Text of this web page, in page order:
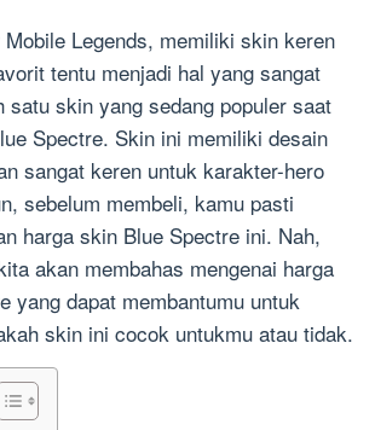
Legends, memiliki skin keren
tentu menjadi hal yang sangat
satu skin yang sedang populer saat
Spectre. Skin ini memiliki desain
sangat keren untuk karakter-hero
sebelum membeli, kamu pasti
harga skin Blue Spectre ini. Nah,
akan membahas mengenai harga
yang dapat membantumu untuk
skin ini cocok untukmu atau tidak.